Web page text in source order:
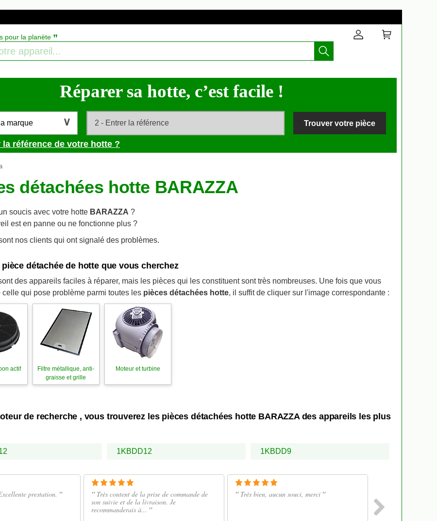
pour la planète ”
Réparer sa hotte, c’est facile !
marque Trouver votre pièce
référence de votre hotte ?
détachées hotte BARAZZA
soucis avec votre hotte BARAZZA ?
est en panne ou ne fonctionne plus ?
nos clients qui ont signalé des problèmes.
détachée de hotte que vous cherchez
des appareils faciles à réparer, mais les pièces qui les constituent sont très nombreuses. Une fois que vous
celle qui pose problème parmi toutes les pièces détachées hotte, il suffit de cliquer sur l'image correspondante :
actif
Filtre métallique, anti-
graisse et grille
Moteur et turbine
de recherche , vous trouverez les pièces détachées hotte BARAZZA des appareils les plus
1KBDD12 1KBDD9